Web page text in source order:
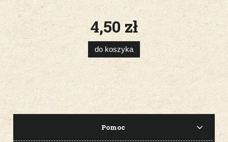
4,50 zł
do koszyka
Pomoc